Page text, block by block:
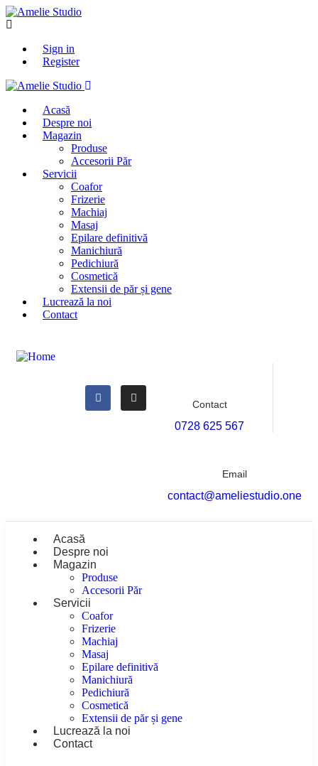
Sign in
Register
Acasă
Despre noi
Magazin
Produse
Accesorii Păr
Servicii
Coafor
Frizerie
Machiaj
Masaj
Epilare definitivă
Manichiură
Pedichiură
Cosmetică
Extensii de păr și gene
Lucrează la noi
Contact
Contact
0728 625 567
Email
contact@ameliestudio.one
Acasă
Despre noi
Magazin
Produse
Accesorii Păr
Servicii
Coafor
Frizerie
Machiaj
Masaj
Epilare definitivă
Manichiură
Pedichiură
Cosmetică
Extensii de păr și gene
Lucrează la noi
Contact